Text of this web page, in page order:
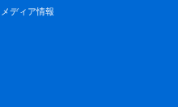
メディア情報